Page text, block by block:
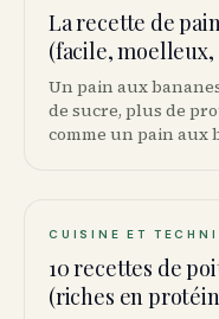
La recette de
(facile,
Un pain aux
de sucre, plus de
comme un pain aux
CUISINE ET
10 recettes de
(riches en